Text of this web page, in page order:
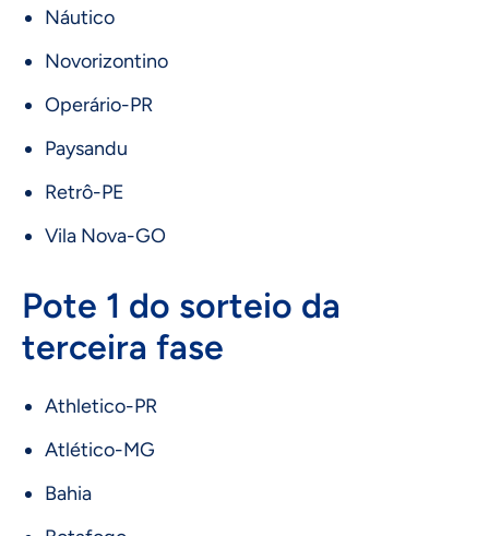
Náutico
Novorizontino
Operário-PR
Paysandu
Retrô-PE
Vila Nova-GO
Pote 1 do sorteio da
terceira fase
Athletico-PR
Atlético-MG
Bahia